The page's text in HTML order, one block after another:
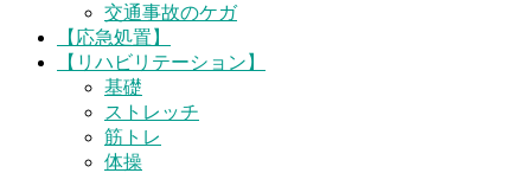
交通事故のケガ
【応急処置】
【リハビリテーション】
基礎
ストレッチ
筋トレ
体操